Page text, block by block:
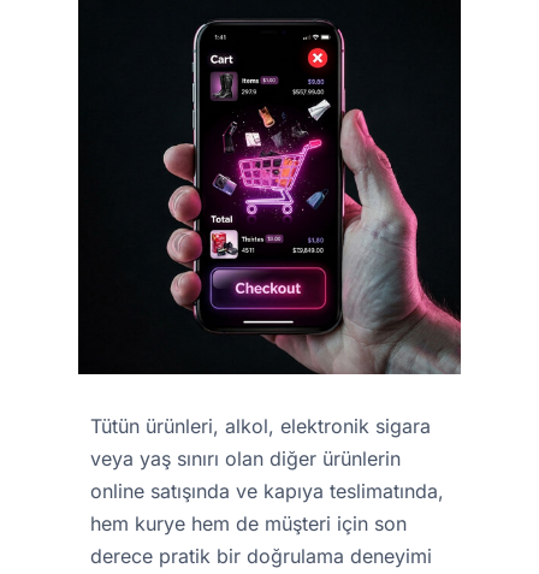
Tütün ürünleri, alkol, elektronik sigara
veya yaş sınırı olan diğer ürünlerin
online satışında ve kapıya teslimatında,
hem kurye hem de müşteri için son
derece pratik bir doğrulama deneyimi